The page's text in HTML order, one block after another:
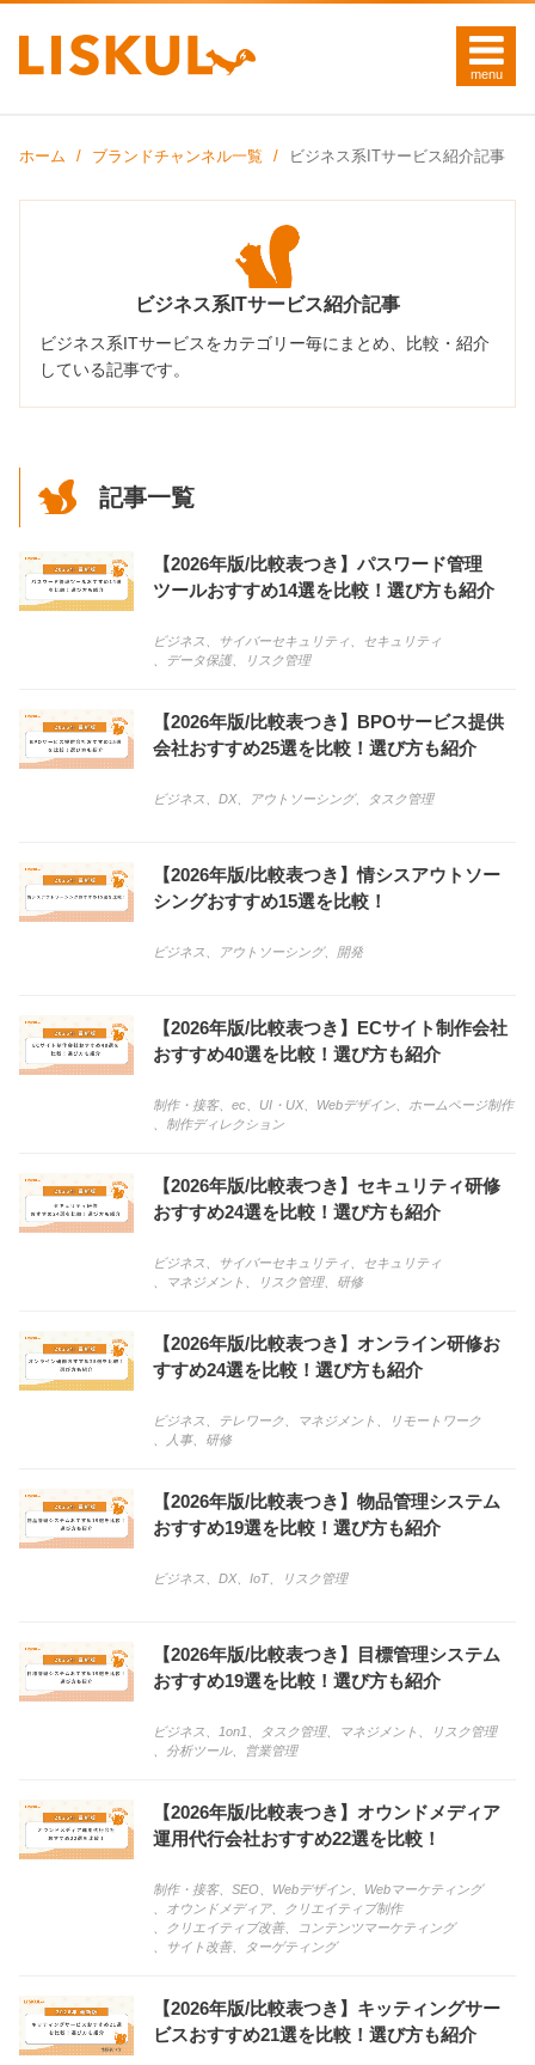
ホーム ブランドチャンネル一覧 ビジネス系ITサービス紹介記事
ビジネス系ITサービス紹介記事
ビジネス系ITサービスをカテゴリー毎にまとめ、比較・紹介
している記事です。
記事一覧
【2026年版/比較表つき】パスワード管理
ツールおすすめ14選を比較！選び方も紹介
ビジネス サイバーセキュリティ
セキュリティ
データ保護、 リスク管理
【2026年版/比較表つき】BPOサービス提供
会社おすすめ25選を比較！選び方も紹介
ビジネス DX、 アウトソーシング、 タスク管理
【2026年版/比較表つき】情シスアウトソー
シングおすすめ15選を比較！
ビジネス アウトソーシング、 開発
【2026年版/比較表つき】ECサイト制作会社
おすすめ40選を比較！選び方も紹介
制作・接客、 ec UI・UX、 Webデザイン
ホームページ制作
制作ディレクション
【2026年版/比較表つき】セキュリティ研修
おすすめ24選を比較！選び方も紹介
ビジネス サイバーセキュリティ
セキュリティ
マネジメント リスク管理、 研修
【2026年版/比較表つき】オンライン研修お
すすめ24選を比較！選び方も紹介
ビジネス テレワーク マネジメント
リモートワーク
人事、 研修
【2026年版/比較表つき】物品管理システム
おすすめ19選を比較！選び方も紹介
ビジネス DX、 IoT、 リスク管理
【2026年版/比較表つき】目標管理システム
おすすめ19選を比較！選び方も紹介
ビジネス 1on1 タスク管理、 マネジメント
リスク管理
分析ツール、 営業管理
【2026年版/比較表つき】オウンドメディア
運用代行会社おすすめ22選を比較！
制作・接客、 SEO Webデザイン
Webマーケティング
オウンドメディア、
クリエイティブ制作
クリエイティブ改善、
コンテンツマーケティング
サイト改善、 ターゲティング
【2026年版/比較表つき】キッティングサー
ビスおすすめ21選を比較！選び方も紹介